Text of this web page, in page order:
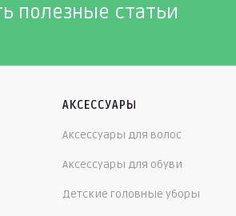
полезные статьи
АКСЕССУАРЫ
Аксессуары для волос
Аксессуары для обуви
Детские головные уборы